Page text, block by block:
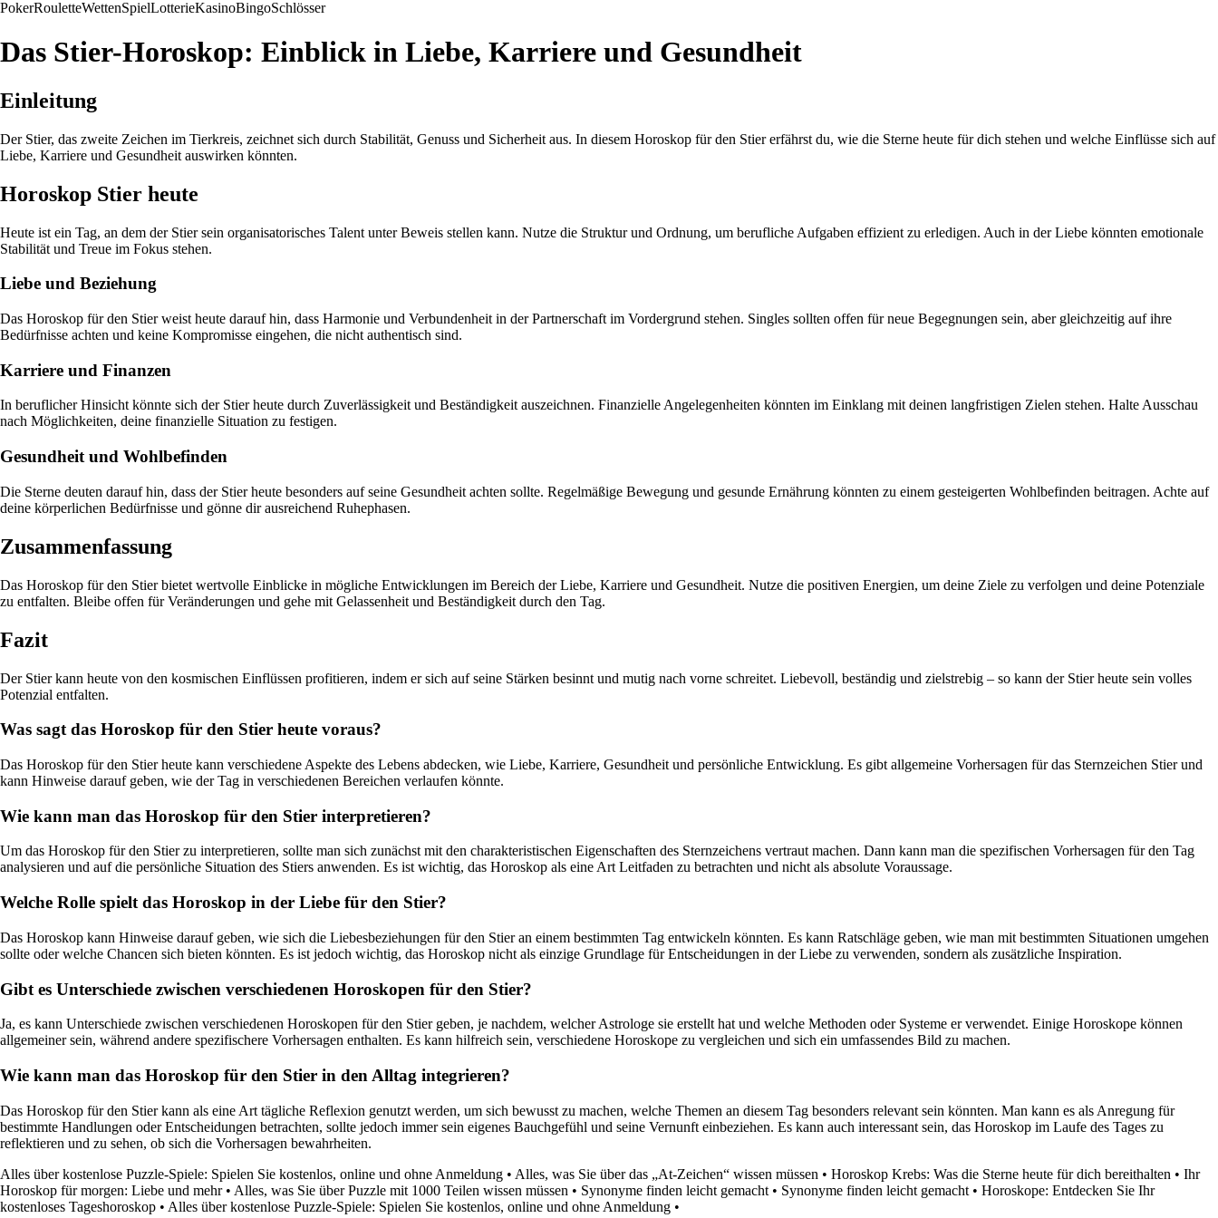
PokerRouletteWettenSpielLotterieKasinoBingoSchlösser
Das Stier-Horoskop: Einblick in Liebe, Karriere und Gesundheit
Einleitung
Der Stier, das zweite Zeichen im Tierkreis, zeichnet sich durch Stabilität, Genuss und Sicherheit aus. In diesem Horoskop für den Stier erfährst du, wie die Sterne heute für dich stehen und welche Einflüsse sich auf
Liebe, Karriere und Gesundheit auswirken könnten.
Horoskop Stier heute
Heute ist ein Tag, an dem der Stier sein organisatorisches Talent unter Beweis stellen kann. Nutze die Struktur und Ordnung, um berufliche Aufgaben effizient zu erledigen. Auch in der Liebe könnten emotionale
Stabilität und Treue im Fokus stehen.
Liebe und Beziehung
Das Horoskop für den Stier weist heute darauf hin, dass Harmonie und Verbundenheit in der Partnerschaft im Vordergrund stehen. Singles sollten offen für neue Begegnungen sein, aber gleichzeitig auf ihre
Bedürfnisse achten und keine Kompromisse eingehen, die nicht authentisch sind.
Karriere und Finanzen
In beruflicher Hinsicht könnte sich der Stier heute durch Zuverlässigkeit und Beständigkeit auszeichnen. Finanzielle Angelegenheiten könnten im Einklang mit deinen langfristigen Zielen stehen. Halte Ausschau
nach Möglichkeiten, deine finanzielle Situation zu festigen.
Gesundheit und Wohlbefinden
Die Sterne deuten darauf hin, dass der Stier heute besonders auf seine Gesundheit achten sollte. Regelmäßige Bewegung und gesunde Ernährung könnten zu einem gesteigerten Wohlbefinden beitragen. Achte auf
deine körperlichen Bedürfnisse und gönne dir ausreichend Ruhephasen.
Zusammenfassung
Das Horoskop für den Stier bietet wertvolle Einblicke in mögliche Entwicklungen im Bereich der Liebe, Karriere und Gesundheit. Nutze die positiven Energien, um deine Ziele zu verfolgen und deine Potenziale
zu entfalten. Bleibe offen für Veränderungen und gehe mit Gelassenheit und Beständigkeit durch den Tag.
Fazit
Der Stier kann heute von den kosmischen Einflüssen profitieren, indem er sich auf seine Stärken besinnt und mutig nach vorne schreitet. Liebevoll, beständig und zielstrebig – so kann der Stier heute sein volles
Potenzial entfalten.
Was sagt das Horoskop für den Stier heute voraus?
Das Horoskop für den Stier heute kann verschiedene Aspekte des Lebens abdecken, wie Liebe, Karriere, Gesundheit und persönliche Entwicklung. Es gibt allgemeine Vorhersagen für das Sternzeichen Stier und
kann Hinweise darauf geben, wie der Tag in verschiedenen Bereichen verlaufen könnte.
Wie kann man das Horoskop für den Stier interpretieren?
Um das Horoskop für den Stier zu interpretieren, sollte man sich zunächst mit den charakteristischen Eigenschaften des Sternzeichens vertraut machen. Dann kann man die spezifischen Vorhersagen für den Tag
analysieren und auf die persönliche Situation des Stiers anwenden. Es ist wichtig, das Horoskop als eine Art Leitfaden zu betrachten und nicht als absolute Voraussage.
Welche Rolle spielt das Horoskop in der Liebe für den Stier?
Das Horoskop kann Hinweise darauf geben, wie sich die Liebesbeziehungen für den Stier an einem bestimmten Tag entwickeln könnten. Es kann Ratschläge geben, wie man mit bestimmten Situationen umgehen
sollte oder welche Chancen sich bieten könnten. Es ist jedoch wichtig, das Horoskop nicht als einzige Grundlage für Entscheidungen in der Liebe zu verwenden, sondern als zusätzliche Inspiration.
Gibt es Unterschiede zwischen verschiedenen Horoskopen für den Stier?
Ja, es kann Unterschiede zwischen verschiedenen Horoskopen für den Stier geben, je nachdem, welcher Astrologe sie erstellt hat und welche Methoden oder Systeme er verwendet. Einige Horoskope können
allgemeiner sein, während andere spezifischere Vorhersagen enthalten. Es kann hilfreich sein, verschiedene Horoskope zu vergleichen und sich ein umfassendes Bild zu machen.
Wie kann man das Horoskop für den Stier in den Alltag integrieren?
Das Horoskop für den Stier kann als eine Art tägliche Reflexion genutzt werden, um sich bewusst zu machen, welche Themen an diesem Tag besonders relevant sein könnten. Man kann es als Anregung für
bestimmte Handlungen oder Entscheidungen betrachten, sollte jedoch immer sein eigenes Bauchgefühl und seine Vernunft einbeziehen. Es kann auch interessant sein, das Horoskop im Laufe des Tages zu
reflektieren und zu sehen, ob sich die Vorhersagen bewahrheiten.
Alles über kostenlose Puzzle-Spiele: Spielen Sie kostenlos, online und ohne Anmeldung • Alles, was Sie über das „At-Zeichen“ wissen müssen • Horoskop Krebs: Was die Sterne heute für dich bereithalten • Ihr
Horoskop für morgen: Liebe und mehr • Alles, was Sie über Puzzle mit 1000 Teilen wissen müssen • Synonyme finden leicht gemacht • Synonyme finden leicht gemacht • Horoskope: Entdecken Sie Ihr
kostenloses Tageshoroskop • Alles über kostenlose Puzzle-Spiele: Spielen Sie kostenlos, online und ohne Anmeldung •